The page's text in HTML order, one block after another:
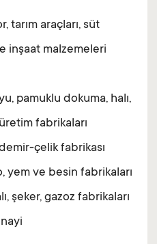
tarım araçları, süt
inşaat malzemeleri
pamuklu dokuma, halı,
fabrikaları
çelik fabrikası
yem ve besin fabrikaları
şeker, gazoz fabrikaları